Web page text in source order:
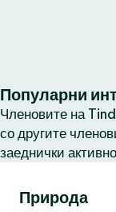
Популарни
Членовите на
со другите
заеднички
Природа